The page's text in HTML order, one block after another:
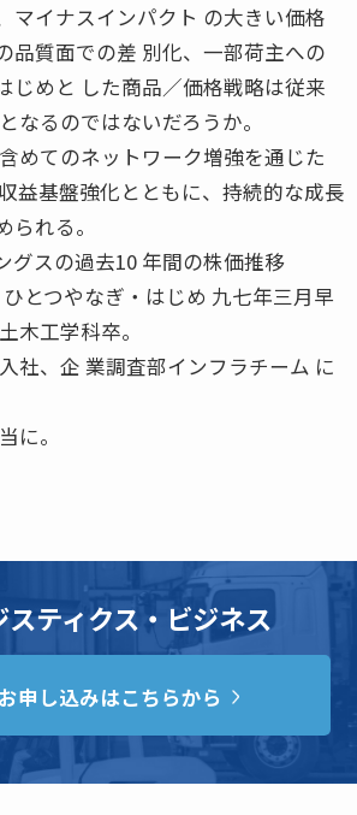
マイナスインパクト の大きい価格
品質面での差 別化、一部荷主への
じめと した商品／価格戦略は従来
なるのではないだろうか。
めてのネットワーク増強を通じた
益基盤強化とともに、持続的な成長
れる。
グスの過去10 年間の株価推移
ひとつやなぎ・はじめ 九七年三月早
木工学科卒。
社、企 業調査部インフラチーム に
に。
スティクス・ビジネス
申し込みはこちらから